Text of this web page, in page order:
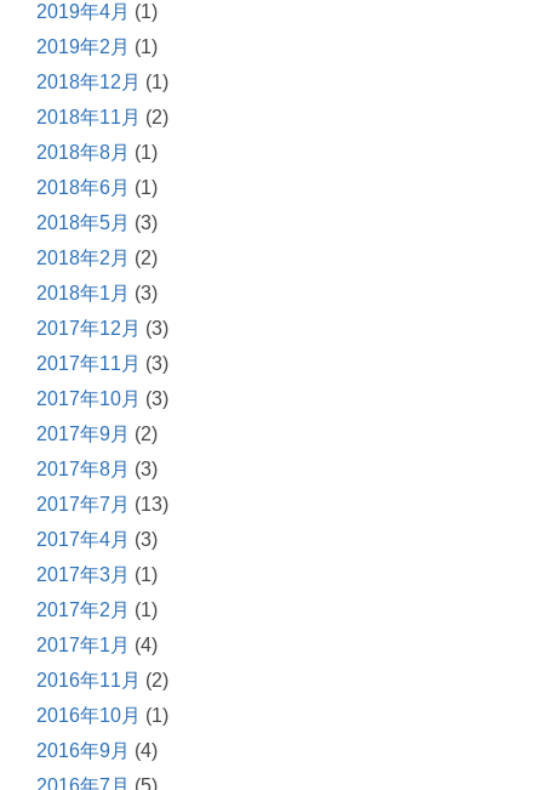
2019年4月 (1)
2019年2月 (1)
2018年12月 (1)
2018年11月 (2)
2018年8月 (1)
2018年6月 (1)
2018年5月 (3)
2018年2月 (2)
2018年1月 (3)
2017年12月 (3)
2017年11月 (3)
2017年10月 (3)
2017年9月 (2)
2017年8月 (3)
2017年7月 (13)
2017年4月 (3)
2017年3月 (1)
2017年2月 (1)
2017年1月 (4)
2016年11月 (2)
2016年10月 (1)
2016年9月 (4)